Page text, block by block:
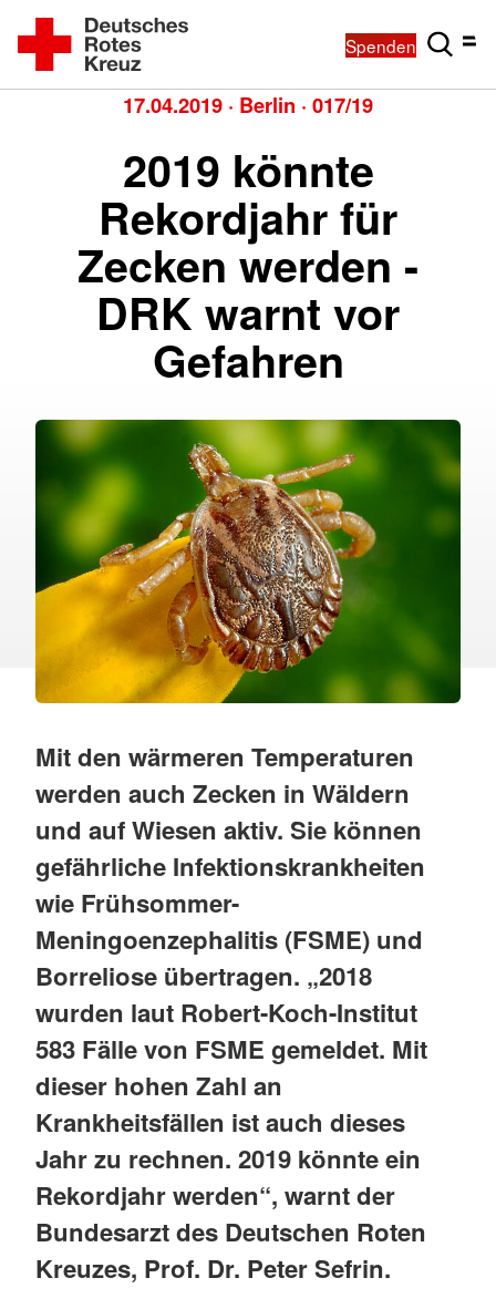
Spenden
17.04.2019 · Berlin · 017/19
2019 könnte
Rekordjahr für
Zecken werden -
DRK warnt vor
Gefahren
Mit den wärmeren Temperaturen
werden auch Zecken in Wäldern
und auf Wiesen aktiv. Sie können
gefährliche Infektionskrankheiten
wie Frühsommer-
Meningoenzephalitis (FSME) und
Borreliose übertragen. „2018
wurden laut Robert-Koch-Institut
583 Fälle von FSME gemeldet. Mit
dieser hohen Zahl an
Krankheitsfällen ist auch dieses
Jahr zu rechnen. 2019 könnte ein
Rekordjahr werden“, warnt der
Bundesarzt des Deutschen Roten
Kreuzes, Prof. Dr. Peter Sefrin.